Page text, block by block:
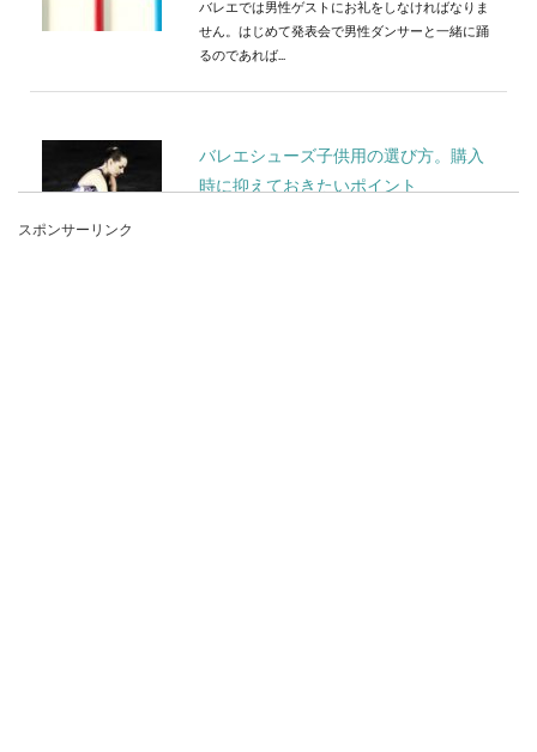
バレエでは男性ゲストにお礼をしなければなりま
せん。はじめて発表会で男性ダンサーと一緒に踊
るのであれば...
バレエシューズ子供用の選び方。購入
時に抑えておきたいポイント
スポンサーリンク